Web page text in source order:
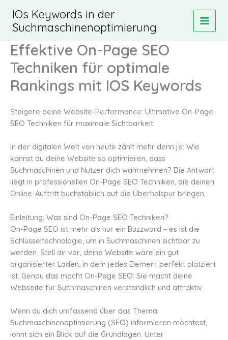
Inhalt
springen
IOs Keywords in der
Suchmaschinenoptimierung
MAIN
Effektive On-Page SEO
Techniken für optimale
Rankings mit IOS Keywords
Steigere deine Website-Performance: Ultimative On-Page
SEO Techniken für maximale Sichtbarkeit
In der digitalen Welt von heute zählt mehr denn je: Wie
kannst du deine Website so optimieren, dass
Suchmaschinen und Nutzer dich wahrnehmen? Die Antwort
liegt in professionellen On-Page SEO Techniken, die deinen
Online-Auftritt buchstäblich auf die Überholspur bringen.
Einleitung: Was sind On-Page SEO Techniken?
On-Page SEO ist mehr als nur ein Buzzword – es ist die
Schlüsseltechnologie, um in Suchmaschinen sichtbar zu
werden. Stell dir vor, deine Website wäre ein gut
organisierter Laden, in dem jedes Element perfekt platziert
ist. Genau das macht On-Page SEO: Sie macht deine
Webseite für Suchmaschinen verständlich und attraktiv.
Wenn du dich umfassend über das Thema
Suchmaschinenoptimierung (SEO) informieren möchtest,
lohnt sich ein Blick auf die Grundlagen. Unter